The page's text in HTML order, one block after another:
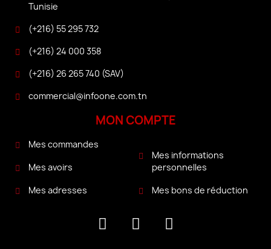
Tunisie
(+216) 55 295 732
(+216) 24 000 358
(+216) 26 265 740 (SAV)
commercial@infoone.com.tn
MON COMPTE
Mes commandes
Mes avoirs
Mes adresses
Mes informations
personnelles
Mes bons de réduction